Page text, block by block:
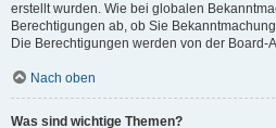
erstellt wurden. Wie bei globalen
Berechtigungen ab, ob Sie
Die Berechtigungen werden von der Board-
Nach oben
Was sind wichtige Themen?